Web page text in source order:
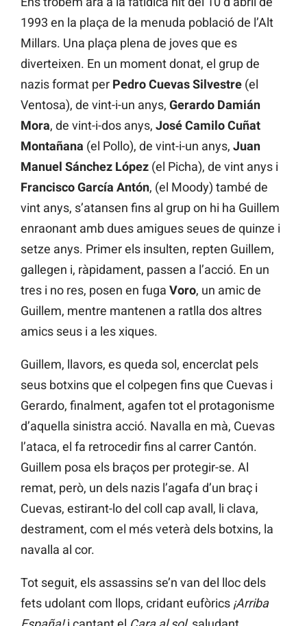
1993 en la plaça de la menuda població de l’Alt
Millars. Una plaça plena de joves que es
diverteixen. En un moment donat, el grup de
nazis format per Pedro Cuevas Silvestre (el
Ventosa), de vint-i-un anys, Gerardo Damián
Mora, de vint-i-dos anys, José Camilo Cuñat
Montañana (el Pollo), de vint-i-un anys, Juan
Manuel Sánchez López (el Picha), de vint anys i
Francisco García Antón, (el Moody) també de
vint anys, s’atansen fins al grup on hi ha Guillem
enraonant amb dues amigues seues de quinze i
setze anys. Primer els insulten, repten Guillem,
gallegen i, ràpidament, passen a l’acció. En un
tres i no res, posen en fuga Voro, un amic de
Guillem, mentre mantenen a ratlla dos altres
amics seus i a les xiques.
Guillem, llavors, es queda sol, encerclat pels
seus botxins que el colpegen fins que Cuevas i
Gerardo, finalment, agafen tot el protagonisme
d’aquella sinistra acció. Navalla en mà, Cuevas
l’ataca, el fa retrocedir fins al carrer Cantón.
Guillem posa els braços per protegir-se. Al
remat, però, un dels nazis l’agafa d’un braç i
Cuevas, estirant-lo del coll cap avall, li clava,
destrament, com el més veterà dels botxins, la
navalla al cor.
Tot seguit, els assassins se’n van del lloc dels
fets udolant com llops, cridant eufòrics ¡Arriba